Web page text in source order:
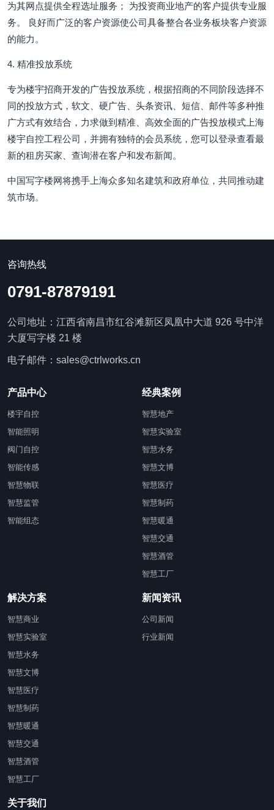
为其网点提供全程选址服务； 为投资商业地产的客户提供专业服
务。 良好而广泛的客户资源使公司具备整合各业务板块客户资源
的能力。
4. 精准投放系统
专为楼宇招商开发的广告投放系统，根据招商的不同阶段选择不
同的投放方式，软文、硬广告、头条资讯、短信、邮件等多种推
广方式有效结合，力求做到精准、高效全面的广告投放模式上海
楼宇自控工程公司，并拥有独特的会员系统，您可以登录查看最
新的租房买家、查询潜在客户和发布新闻。
中国写字楼网将携手上海众多知名建筑和政府单位，共同推动建
筑市场。
咨询热线
0791-87879191
公司地址：江西省南昌市红谷滩新区凤凰中大道 926 号中洋
大厦写字楼 21 楼
电子邮件：sales@ctrlworks.cn
产品中心
楼宇自控
智能照明
阀门自控
智能传感
智慧物联
智慧监管
智能组态
经典案例
智慧地产
智慧实验室
智慧水务
智慧文博
智慧医疗
智慧制药
智慧暖通
智慧交通
智慧酒管
智慧工厂
解决方案
智慧商业
智慧实验室
智慧水务
智慧文博
智慧医疗
智慧制药
智慧暖通
智慧交通
智慧酒管
智慧工厂
新闻资讯
公司新闻
行业新闻
关于我们